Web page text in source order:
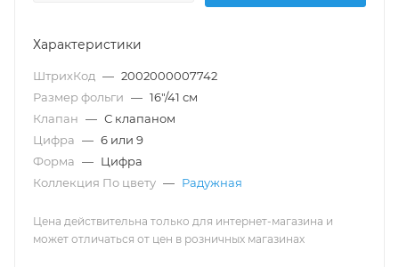
Характеристики
ШтрихКод — 2002000007742
Размер фольги — 16"/41 см
Клапан — С клапаном
Цифра — 6 или 9
Форма — Цифра
Коллекция По цвету — Радужная
Цена действительна только для интернет-магазина и
может отличаться от цен в розничных магазинах